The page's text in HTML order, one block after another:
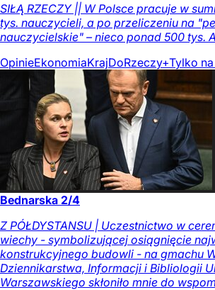
SIŁĄ RZECZY || W Polsce pracuje w
tys. nauczycieli, a po przeliczeniu na
nauczycielskie" – nieco ponad 500 tys.
OpinieEkonomiaKrajDoRzeczy+Tylko
Bednarska 2/4
Z PÓŁDYSTANSU | Uczestnictwo w
wiechy - symbolizującej osiągnięcie
konstrukcyjnego budowli - na gmachu
Dziennikarstwa, Informacji i Bibliologii
Warszawskiego skłoniło mnie do